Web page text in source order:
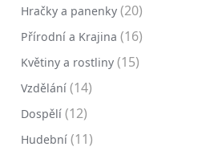
Hračky a panenky (20)
Přírodní a Krajina (16)
Květiny a rostliny (15)
Vzdělání (14)
Dospělí (12)
Hudební (11)